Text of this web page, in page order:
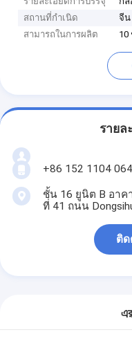
สถานที่กำเนิด
จีน
สามารถในการผลิต
10
รายล
+86 152 1104
ชั้น 16 ยูนิต B อาค
ที่ 41 ถนน
ติ